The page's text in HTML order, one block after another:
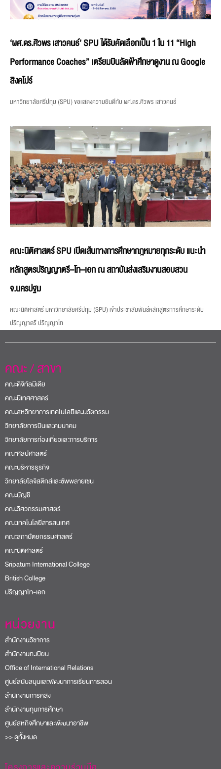
‘ผศ.ดร.ศิวพร เสาวคนธ์’ SPU ได้รับคัดเลือกเป็น 1 ใน 11 “High
Performance Coaches” เตรียมบินลัดฟ้าศึกษาดูงาน ณ Google
สิงคโปร์
มหาวิทยาลัยศรีปทุม (SPU) ขอแสดงความยินดีกับ ผศ.ดร.ศิวพร เสาวคนธ์
คณะนิติศาสตร์ SPU เปิดเส้นทางการศึกษากฎหมายทุกระดับ แนะนำ
หลักสูตรปริญญาตรี–โท–เอก ณ สถาบันส่งเสริมงานสอบสวน
จ.นครปฐม
คณะนิติศาสตร์ มหาวิทยาลัยศรีปทุม (SPU) เข้าประชาสัมพันธ์หลักสูตรการศึกษาระดับ
ปริญญาตรี ปริญญาโท
คณะ / สาขา
คณะดิจิทัลมีเดีย
คณะนิเทศศาสตร์
คณะสหวิทยาการเทคโนโลยีและนวัตกรรม
วิทยาลัยการบินและคมนาคม
วิทยาลัยการท่องเที่ยวและการบริการ
คณะศิลปศาสตร์
คณะบริหารธุรกิจ
วิทยาลัยโลจิสติกส์และซัพพลายเชน
คณะบัญชี
คณะวิศวกรรมศาสตร์
คณะเทคโนโลยีสารสนเทศ
คณะสถาปัตยกรรมศาสตร์
คณะนิติศาสตร์
Sripatum International College
British College
ปริญญาโท-เอก
หน่วยงาน
สำนักงานวิชาการ
สำนักงานทะเบียน
Office of International Relations
ศูนย์สนับสนุนและพัฒนาการเรียนการสอน
สำนักงานการคลัง
สำนักงานทุนการศึกษา
ศูนย์สหกิจศึกษาและพัฒนาอาชีพ
>> ดูทั้งหมด